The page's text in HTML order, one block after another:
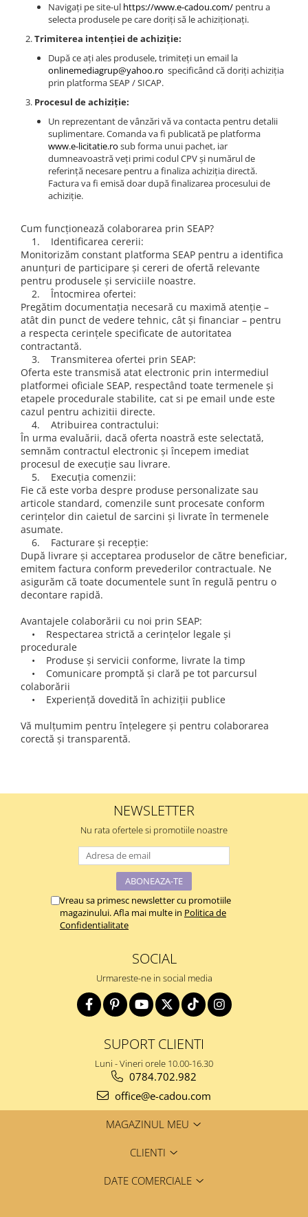
Valentine's Day
Cadouri pentru Bunici
Cadouri pentru Nasi si Fini
Cadouri Craciun
Cadouri pentru Mama
Cadouri pentru profesori sau absolventi
Cadouri Back to school
Cadouri de Paște
Cadouri Traditionale Romanesti
Cadouri pentru CUPLU El & Ea
Cadouri GRAVIDE
Cadouri pentru sportivi
Cadouri Pensionare
Cadouri Colegi, sefi sau angajati
Cadouri pentru Doctori
Cadouri pentru Sfânta Maria
Martisoare
Navigați pe site-ul https://www.e-cadou.com/ pentru a
selecta produsele pe care doriți să le achiziționați.
Trimiterea intenției de achiziție:
După ce ați ales produsele, trimiteți un email la
onlinemediagrup@yahoo.ro specificând că doriți achiziția
prin platforma SEAP / SICAP.
Procesul de achiziție:
Un reprezentant de vânzări vă va contacta pentru detalii
suplimentare. Comanda va fi publicată pe platforma
www.e-licitatie.ro sub forma unui pachet, iar
dumneavoastră veți primi codul CPV și numărul de
referință necesare pentru a finaliza achiziția directă.
Factura va fi emisă doar după finalizarea procesului de
achiziție.
Cum funcționează colaborarea prin SEAP?
1. Identificarea cererii:
Monitorizăm constant platforma SEAP pentru a identifica
anunțuri de participare și cereri de ofertă relevante
pentru produsele și serviciile noastre.
2. Întocmirea ofertei:
Pregătim documentația necesară cu maximă atenție –
atât din punct de vedere tehnic, cât și financiar – pentru
a respecta cerințele specificate de autoritatea
contractantă.
3. Transmiterea ofertei prin SEAP:
Oferta este transmisă atat electronic prin intermediul
platformei oficiale SEAP, respectând toate termenele și
etapele procedurale stabilite, cat si pe email unde este
cazul pentru achizitii directe.
4. Atribuirea contractului:
În urma evaluării, dacă oferta noastră este selectată,
semnăm contractul electronic și începem imediat
procesul de execuție sau livrare.
5. Execuția comenzii:
Fie că este vorba despre produse personalizate sau
articole standard, comenzile sunt procesate conform
cerințelor din caietul de sarcini și livrate în termenele
asumate.
6. Facturare și recepție:
După livrare și acceptarea produselor de către beneficiar,
emitem factura conform prevederilor contractuale. Ne
asigurăm că toate documentele sunt în regulă pentru o
decontare rapidă.
Avantajele colaborării cu noi prin SEAP:
• Respectarea strictă a cerințelor legale și
procedurale
• Produse și servicii conforme, livrate la timp
• Comunicare promptă și clară pe tot parcursul
colaborării
• Experiență dovedită în achiziții publice
Vă mulțumim pentru înțelegere și pentru colaborarea
corectă și transparentă.
NEWSLETTER
Nu rata ofertele si promotiile noastre
Vreau sa primesc newsletter cu promotiile
magazinului. Afla mai multe in Politica de
Confidentialitate
SOCIAL
Urmareste-ne in social media
SUPORT CLIENTI
Luni - Vineri orele 10.00-16.30
0784.702.982
office@e-cadou.com
MAGAZINUL MEU
CLIENTI
DATE COMERCIALE